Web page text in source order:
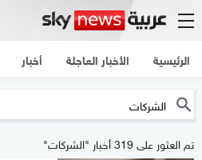
الرئيسية الأخبار العاجلة أخبار
تم العثور على 319 أخبار "الشركات"